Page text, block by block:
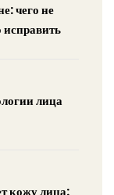
чего не
исправить
лица
кожу лица: